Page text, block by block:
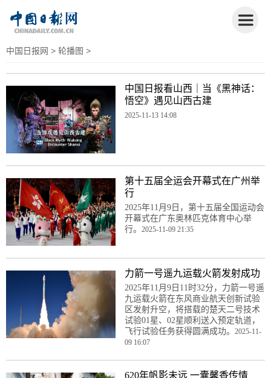
中国日报网 > 轮播图 >
中国日报看山西｜当《黑神话：
悟空》遇见山西古建
2025-11-13 14:08
第十五届全运会开幕式在广州举
行
2025年11月9日，第十五届全国运动会
开幕式在广东奥林匹克体育中心举
行。 2025-11-09 21:35
力箭一号遥九运载火箭发射成功
2025年11月9日11时32分，力箭一号遥
九运载火箭在东风商业航天创新试验
区发射升空，将搭载的楚天二号技术
试验01星、02星顺利送入预定轨道，
飞行试验任务获得圆满成功。 2025-11-
09 16:07
620年帆影未远 一囊馨香传情